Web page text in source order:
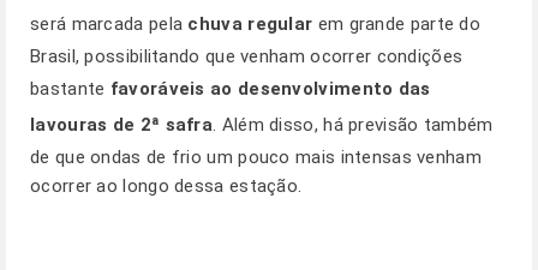
será marcada pela chuva regular em grande parte do
Brasil, possibilitando que venham ocorrer condições
bastante favoráveis ao desenvolvimento das
lavouras de 2ª safra. Além disso, há previsão também
de que ondas de frio um pouco mais intensas venham
ocorrer ao longo dessa estação.